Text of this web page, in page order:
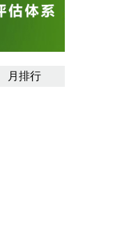
月排行